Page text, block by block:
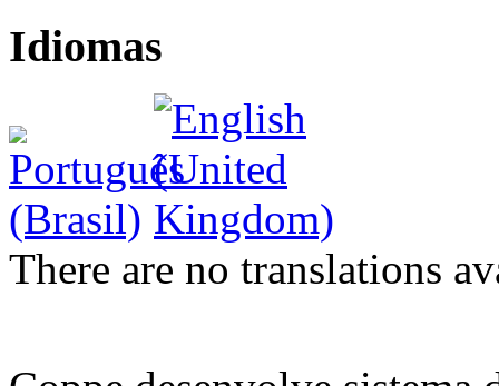
Idiomas
There are no translations